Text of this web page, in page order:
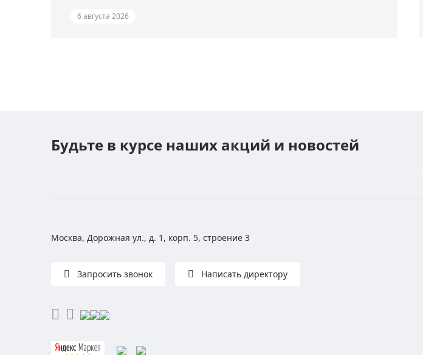
6 августа 2026
Будьте в курсе наших акций и новостей
Москва, Дорожная ул., д. 1, корп. 5, строение 3
Запросить звонок Написать директору